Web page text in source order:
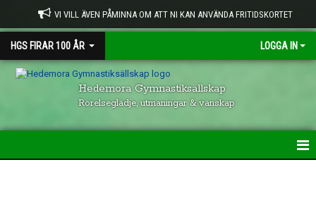
VI VILL ÄVEN PÅMINNA OM ATT NI KAN ANVÄNDA FRITIDSKORTET
HGS FIRAR 100 ÅR LOGGA IN
Hedemora Gymnastiksällskap
Rörelseglädje, utmaningar & vänskap